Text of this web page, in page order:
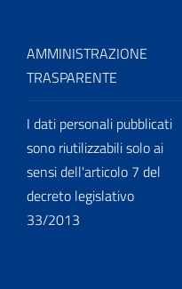
AMMINISTRAZIONE
TRASPARENTE
I dati personali pubblicati
sono riutilizzabili solo ai
sensi dell'articolo 7 del
decreto legislativo
33/2013